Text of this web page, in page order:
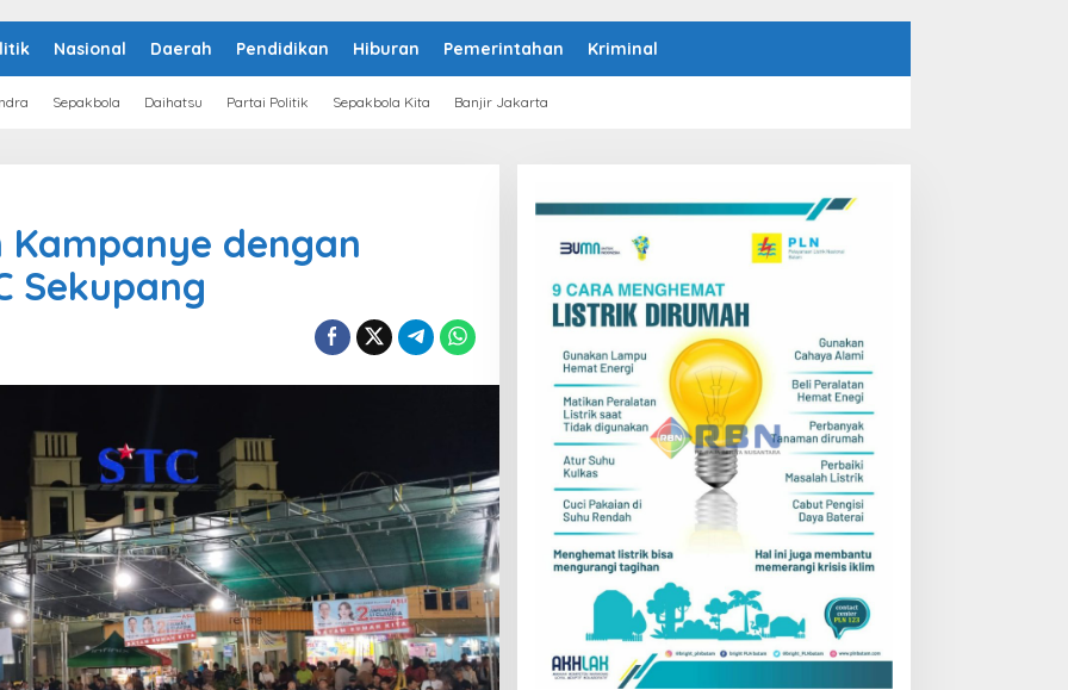
Nasional Daerah Pendidikan Hiburan Pemerintahan Kriminal
Sepakbola Daihatsu Partai Politik Sepakbola Kita Banjir Jakarta
dengan
Sekupang